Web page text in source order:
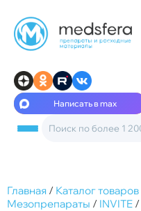
Написать в max
Главная / Каталог товаров
Мезопрепараты / INVITE /